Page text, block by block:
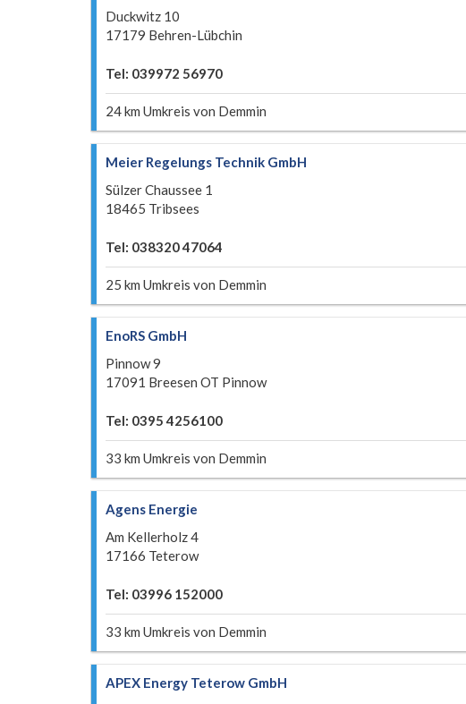
Duckwitz 10
17179 Behren-Lübchin
Tel: 039972 56970
24 km Umkreis von Demmin
Meier Regelungs Technik GmbH
Sülzer Chaussee 1
18465 Tribsees
Tel: 038320 47064
25 km Umkreis von Demmin
EnoRS GmbH
Pinnow 9
17091 Breesen OT Pinnow
Tel: 0395 4256100
33 km Umkreis von Demmin
Agens Energie
Am Kellerholz 4
17166 Teterow
Tel: 03996 152000
33 km Umkreis von Demmin
APEX Energy Teterow GmbH